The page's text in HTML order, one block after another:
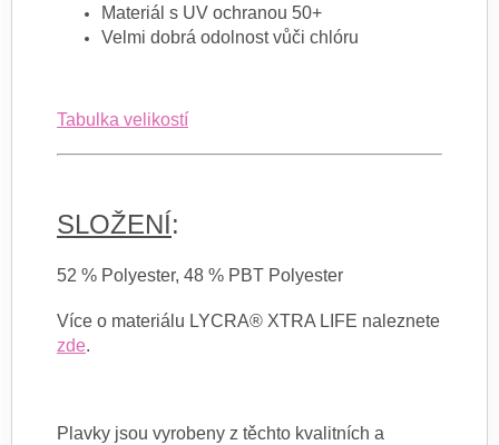
Materiál s UV ochranou 50+
Velmi dobrá odolnost vůči chlóru
Tabulka velikostí
SLOŽENÍ:
52 % Polyester, 48 % PBT Polyester
Více o materiálu LYCRA® XTRA LIFE naleznete
zde.
Plavky jsou vyrobeny z těchto kvalitních a